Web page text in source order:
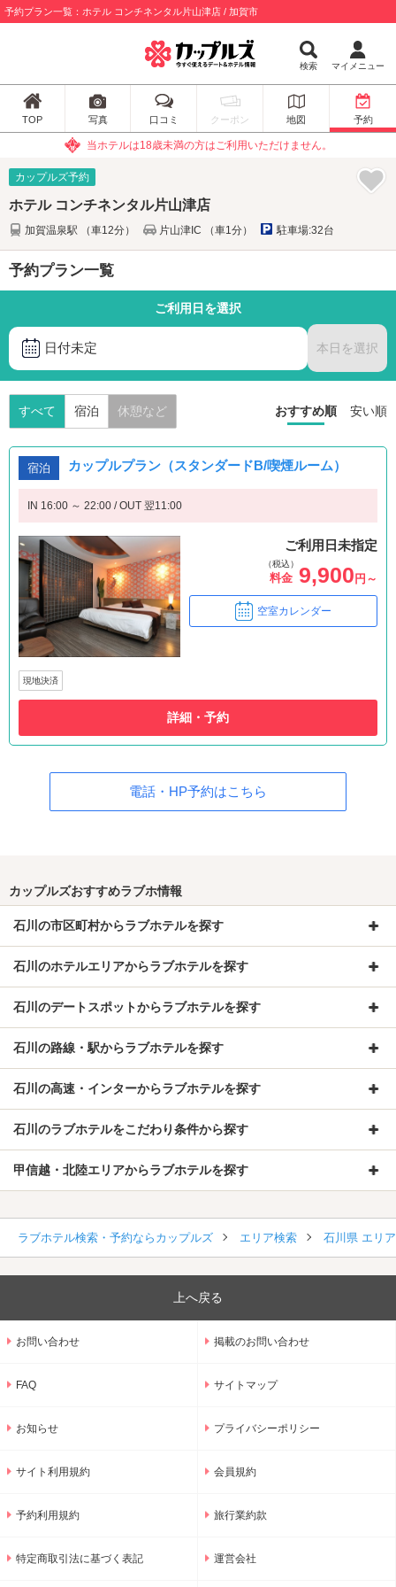
予約プラン一覧：ホテル コンチネンタル片山津店 / 加賀市
検索 マイメニュー
TOP 写真 口コミ クーポン 地図 予約
当ホテルは18歳未満の方はご利用いただけません。
カップルズ予約
ホテル コンチネンタル片山津店
加賀温泉駅 （車12分） 片山津IC （車1分） 駐車場:32台
予約プラン一覧
ご利用日を選択
日付未定 本日を選択
すべて 宿泊 休憩など おすすめ順 安い順
宿泊 カップルプラン（スタンダードB/喫煙ルーム）
IN 16:00 ～ 22:00 / OUT 翌11:00
ご利用日未指定
（税込）
料金 9,900 円～
空室カレンダー
現地決済
詳細・予約
電話・HP予約はこちら
カップルズおすすめラブホ情報
石川の市区町村からラブホテルを探す
石川のホテルエリアからラブホテルを探す
石川のデートスポットからラブホテルを探す
石川の路線・駅からラブホテルを探す
石川の高速・インターからラブホテルを探す
石川のラブホテルをこだわり条件から探す
甲信越・北陸エリアからラブホテルを探す
ラブホテル検索・予約ならカップルズ エリア検索 石川県 エリ
上へ戻る
お問い合わせ 掲載のお問い合わせ
FAQ サイトマップ
お知らせ プライバシーポリシー
サイト利用規約 会員規約
予約利用規約 旅行業約款
特定商取引法に基づく表記 運営会社